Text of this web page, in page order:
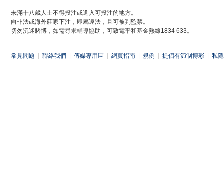
未滿十八歲人士不得投注或進入可投注的地方。
向非法或海外莊家下注，即屬違法，且可被判監禁。
切勿沉迷賭博，如需尋求輔導協助，可致電平和基金熱線1834 633。
常見問題 聯絡我們 傳媒專用區 網頁指南 規例 提倡有節制博彩 私